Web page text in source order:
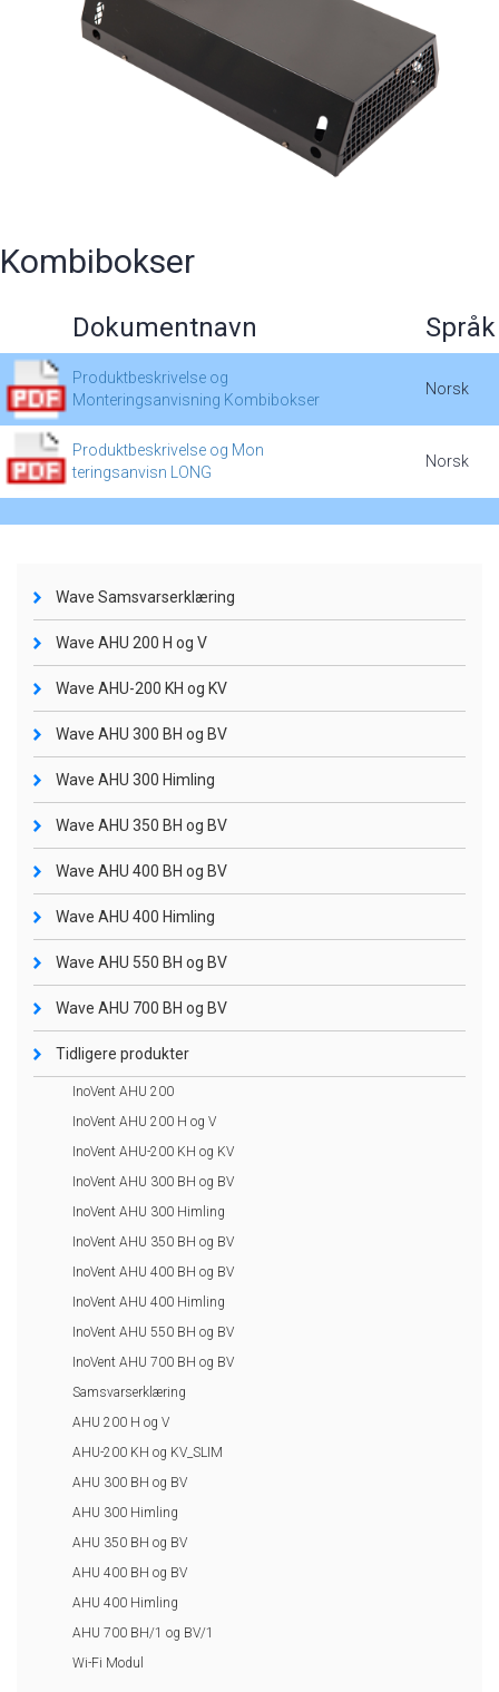
Kombibokser
Dokumentnavn Språk
Produktbeskrivelse og
Monteringsanvisning Kombibokser
Norsk
Produktbeskrivelse og Mon
teringsanvisn LONG
Norsk
Wave Samsvarserklæring
Wave AHU 200 H og V
Wave AHU-200 KH og KV
Wave AHU 300 BH og BV
Wave AHU 300 Himling
Wave AHU 350 BH og BV
Wave AHU 400 BH og BV
Wave AHU 400 Himling
Wave AHU 550 BH og BV
Wave AHU 700 BH og BV
Tidligere produkter
InoVent AHU 200
InoVent AHU 200 H og V
InoVent AHU-200 KH og KV
InoVent AHU 300 BH og BV
InoVent AHU 300 Himling
InoVent AHU 350 BH og BV
InoVent AHU 400 BH og BV
InoVent AHU 400 Himling
InoVent AHU 550 BH og BV
InoVent AHU 700 BH og BV
Samsvarserklæring
AHU 200 H og V
AHU-200 KH og KV_SLIM
AHU 300 BH og BV
AHU 300 Himling
AHU 350 BH og BV
AHU 400 BH og BV
AHU 400 Himling
AHU 700 BH/1 og BV/1
Wi-Fi Modul